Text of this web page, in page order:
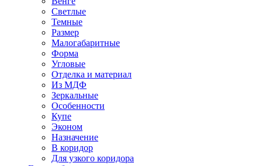
Светлые
Темные
Размер
Малогабаритные
Форма
Угловые
Отделка и материал
Из МДФ
Зеркальные
Особенности
Купе
Эконом
Назначение
В коридор
Для узкого коридора